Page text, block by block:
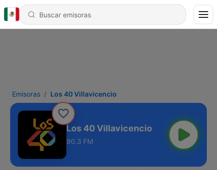
Emisoras Los 40 Villavicencio
Los 40 Villavicencio
90.3 FM